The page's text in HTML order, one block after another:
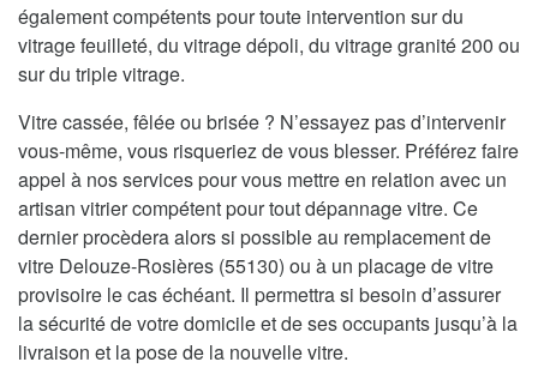
également compétents pour toute intervention sur du
vitrage feuilleté, du vitrage dépoli, du vitrage granité 200 ou
sur du triple vitrage.
Vitre cassée, fêlée ou brisée ? N’essayez pas d’intervenir
vous-même, vous risqueriez de vous blesser. Préférez faire
appel à nos services pour vous mettre en relation avec un
artisan vitrier compétent pour tout dépannage vitre. Ce
dernier procèdera alors si possible au remplacement de
vitre Delouze-Rosières (55130) ou à un placage de vitre
provisoire le cas échéant. Il permettra si besoin d’assurer
la sécurité de votre domicile et de ses occupants jusqu’à la
livraison et la pose de la nouvelle vitre.